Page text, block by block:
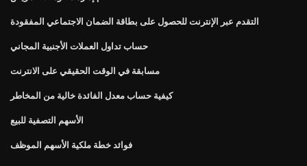
التقدم عبر الإنترنت للحصول على بطاقة الضمان الاجتماعي المفقودة
حساب تداول العملات الأجنبية المجاني
مسابقة في الوقت الحقيقي على الانترنت
كيفية حساب معدل الفائدة خالية من المخاطر
الأسهم التصفية للبيع
فوائد خطة ملكية الأسهم الموظف